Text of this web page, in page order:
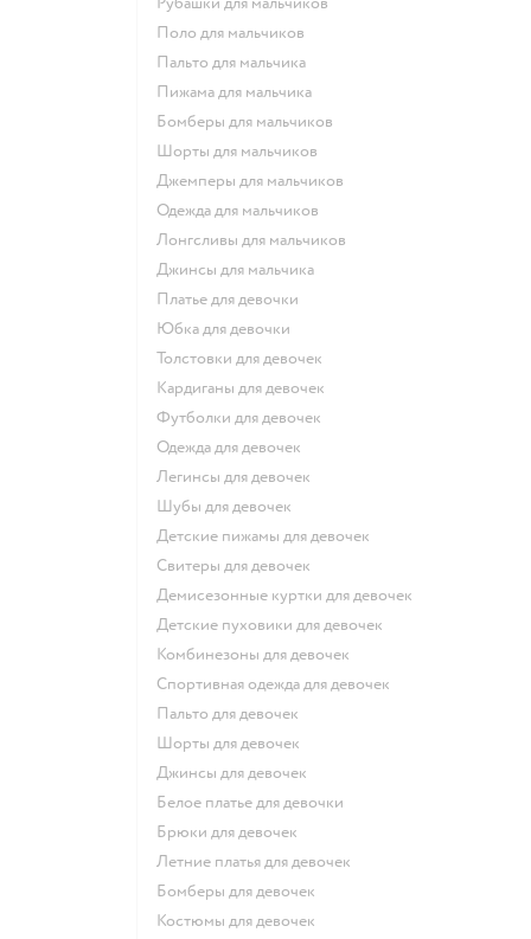
Поло для мальчиков
Пальто для мальчика
Пижама для мальчика
Бомберы для мальчиков
Шорты для мальчиков
Джемперы для мальчиков
Одежда для мальчиков
Лонгсливы для мальчиков
Джинсы для мальчика
Платье для девочки
Юбка для девочки
Толстовки для девочек
Кардиганы для девочек
Футболки для девочек
Одежда для девочек
Легинсы для девочек
Шубы для девочек
Детские пижамы для девочек
Свитеры для девочек
Демисезонные куртки для девочек
Детские пуховики для девочек
Комбинезоны для девочек
Спортивная одежда для девочек
Пальто для девочек
Шорты для девочек
Джинсы для девочек
Белое платье для девочки
Брюки для девочек
Летние платья для девочек
Бомберы для девочек
Костюмы для девочек